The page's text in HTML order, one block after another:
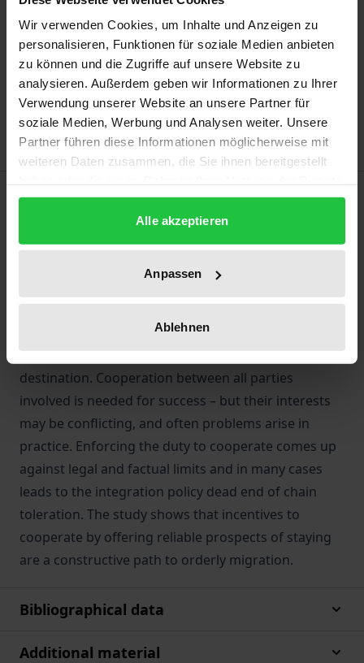
Wir verwenden Cookies, um Inhalte und Anzeigen zu
personalisieren, Funktionen für soziale Medien anbieten
zu können und die Zugriffe auf unsere Website zu
analysieren. Außerdem geben wir Informationen zu Ihrer
Verwendung unserer Website an unsere Partner für
soziale Medien, Werbung und Analysen weiter. Unsere
Partner führen diese Informationen möglicherweise mit
weiteren Daten zusammen, die Sie ihnen bereitgestellt
gesammelt haben.
Alle akzeptieren
Anpassen
Ablehnen
Add to Cart
Add to Wish List
Delivery cost notice
Description
Possession of a passport is required for carrying out
place in a three-pole negotiation process between
the person obliged to leave the country, the
immigration authorities and the country of
destination. Cooperation between all parties
involved is needed for success – but their interests
may be conflicting, and often problems arise in
practice. Enforcing the duty to cooperate comes up
against legal and factual limits and in many cases
leads to the integration policy dead end of chain
toleration. The study shows that incentives to
cooperate by offering reliable prospects of staying
are a constructive path to orderly migration.
Bibliographical data
Additional material